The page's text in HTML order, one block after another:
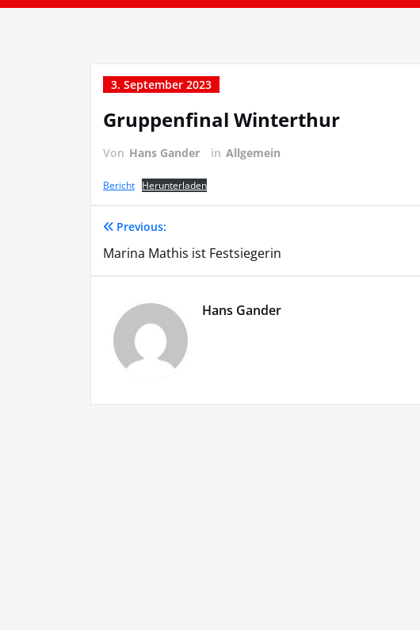
3. September 2023
Gruppenfinal Winterthur
Von Hans Gander in Allgemein
Bericht Herunterladen
Beitragsnavigation
Previous:
Marina Mathis ist Festsiegerin
Hans Gander